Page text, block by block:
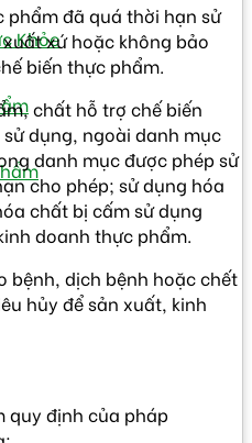
Khỏe
phẩm đã quá thời hạn sử
xứ hoặc không bảo
biến thực phẩm.
chất hỗ trợ chế biến
dụng, ngoài danh mục
danh mục được phép sử
cho phép; sử dụng hóa
chất bị cấm sử dụng
doanh thực phẩm.
bệnh, dịch bệnh hoặc chết
hủy để sản xuất, kinh
quy định của pháp